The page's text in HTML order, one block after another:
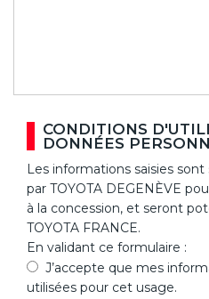
CONDITIONS
DONNÉES
Les informations saisies
par TOYOTA DEGENÈVE
à la concession, et seront
TOYOTA FRANCE.
En validant ce formulaire :
J’accepte que mes
utilisées pour cet usage.